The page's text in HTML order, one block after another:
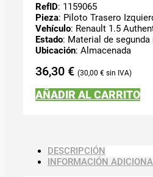
RefID: 1159065
Pieza: Piloto Trasero
Vehículo: Renault 1.5
Estado: Material de segunda
Ubicación: Almacenada
36,30 € 30,00 €
AÑADIR AL CARRITO
DESCRIPCIÓN
INFORMACIÓN